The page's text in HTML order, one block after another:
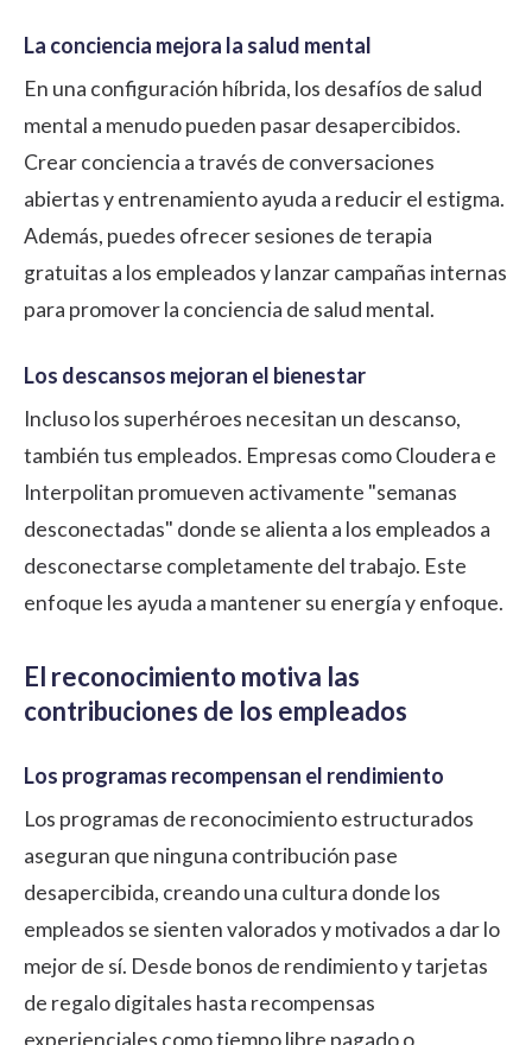
La conciencia mejora la salud mental
En una configuración híbrida, los desafíos de salud
mental a menudo pueden pasar desapercibidos.
Crear conciencia a través de conversaciones
abiertas y entrenamiento ayuda a reducir el estigma.
Además, puedes ofrecer sesiones de terapia
gratuitas a los empleados y lanzar campañas internas
para promover la conciencia de salud mental.
Los descansos mejoran el bienestar
Incluso los superhéroes necesitan un descanso,
también tus empleados. Empresas como Cloudera e
Interpolitan promueven activamente "semanas
desconectadas" donde se alienta a los empleados a
desconectarse completamente del trabajo. Este
enfoque les ayuda a mantener su energía y enfoque.
El reconocimiento motiva las
contribuciones de los empleados
Los programas recompensan el rendimiento
Los programas de reconocimiento estructurados
aseguran que ninguna contribución pase
desapercibida, creando una cultura donde los
empleados se sienten valorados y motivados a dar lo
mejor de sí. Desde bonos de rendimiento y tarjetas
de regalo digitales hasta recompensas
experienciales como tiempo libre pagado o